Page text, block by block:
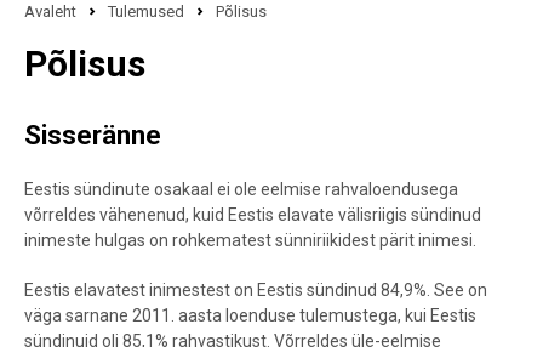
Avaleht Tulemused Põlisus
Põlisus
Sisseränne
Eestis sündinute osakaal ei ole eelmise rahvaloendusega
võrreldes vähenenud, kuid Eestis elavate välisriigis sündinud
inimeste hulgas on rohkematest sünniriikidest pärit inimesi.
Eestis elavatest inimestest on Eestis sündinud 84,9%. See on
väga sarnane 2011. aasta loenduse tulemustega, kui Eestis
sündinuid oli 85,1% rahvastikust. Võrreldes üle-eelmise